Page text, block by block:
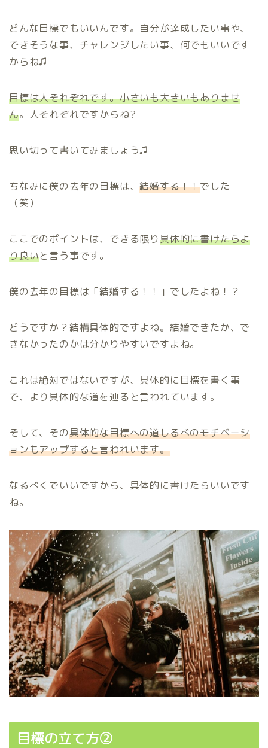
どんな目標でもいいんです。自分が達成したい事や、
できそうな事、チャレンジしたい事、何でもいいです
からね♫
目標は人それぞれです。小さいも大きいもありませ
ん。人それぞれですからね?
思い切って書いてみましょう♫
ちなみに僕の去年の目標は、結婚する！！でした
（笑）
ここでのポイントは、できる限り具体的に書けたらよ
り良いと言う事です。
僕の去年の目標は「結婚する！！」でしたよね！？
どうですか？結構具体的ですよね。結婚できたか、で
きなかったのかは分かりやすいですよね。
これは絶対ではないですが、具体的に目標を書く事
で、より具体的な道を辿ると言われています。
そして、その具体的な目標への道しるべのモチベーシ
ョンもアップすると言われいます。
なるべくでいいですから、具体的に書けたらいいです
ね。
目標の立て方②